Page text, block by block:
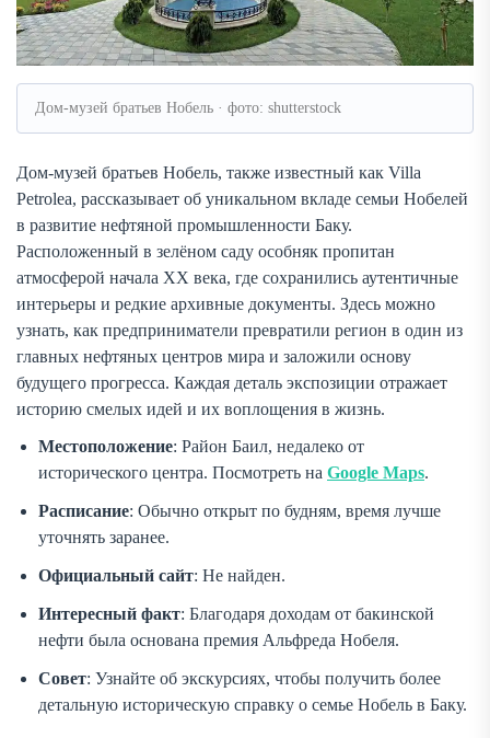
Дом-музей братьев Нобель · фото: shutterstock
Дом-музей братьев Нобель, также известный как Villa
Petrolea, рассказывает об уникальном вкладе семьи Нобелей
в развитие нефтяной промышленности Баку.
Расположенный в зелёном саду особняк пропитан
атмосферой начала XX века, где сохранились аутентичные
интерьеры и редкие архивные документы. Здесь можно
узнать, как предприниматели превратили регион в один из
главных нефтяных центров мира и заложили основу
будущего прогресса. Каждая деталь экспозиции отражает
историю смелых идей и их воплощения в жизнь.
Местоположение: Район Баил, недалеко от
исторического центра. Посмотреть на Google Maps.
Расписание: Обычно открыт по будням, время лучше
уточнять заранее.
Официальный сайт: Не найден.
Интересный факт: Благодаря доходам от бакинской
нефти была основана премия Альфреда Нобеля.
Совет: Узнайте об экскурсиях, чтобы получить более
детальную историческую справку о семье Нобель в Баку.